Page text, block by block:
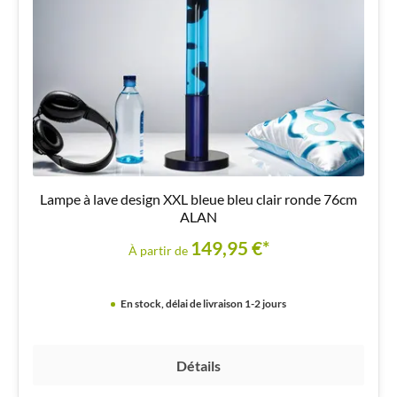
Lampe à lave design XXL bleue bleu clair ronde 76cm
ALAN
À partir de 149,95 €*
En stock, délai de livraison 1-2 jours
Détails